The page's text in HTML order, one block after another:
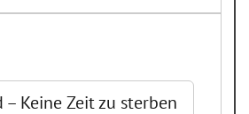
– Keine Zeit zu sterben